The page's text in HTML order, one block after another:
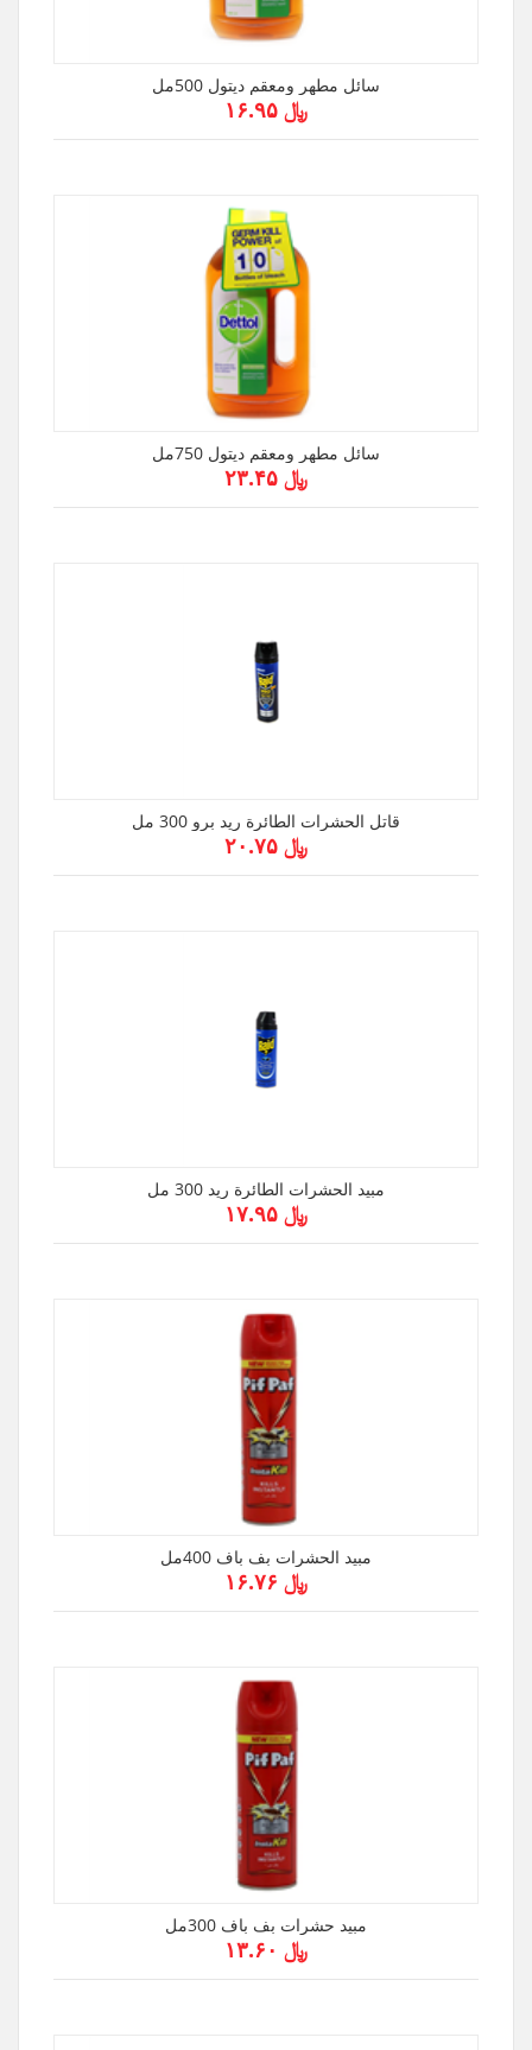
سائل مطهر ومعقم ديتول 500مل
﷼ ۱۶.۹۵
سائل مطهر ومعقم ديتول 750مل
﷼ ۲۳.۴۵
قاتل الحشرات الطائرة ريد برو 300 مل
﷼ ۲۰.۷۵
مبيد الحشرات الطائرة ريد 300 مل
﷼ ۱۷.۹۵
مبيد الحشرات بف باف 400مل
﷼ ۱۶.۷۶
مبيد حشرات بف باف 300مل
﷼ ۱۳.۶۰